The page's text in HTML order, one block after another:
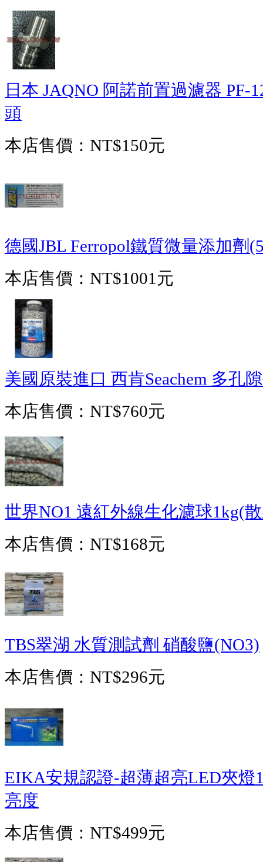
日本 JAQNO 阿諾前置過濾器 PF-
頭
本店售價： NT$150元
德國JBL Ferropol鐵質微量添加劑
本店售價： NT$1001元
美國原裝進口 西肯Seachem 多孔
本店售價： NT$760元
世界NO1 遠紅外線生化濾球1kg(
本店售價： NT$168元
TBS翠湖 水質測試劑 硝酸鹽(NO3)
本店售價： NT$296元
EIKA安規認證-超薄超亮LED夾燈
亮度
本店售價： NT$499元